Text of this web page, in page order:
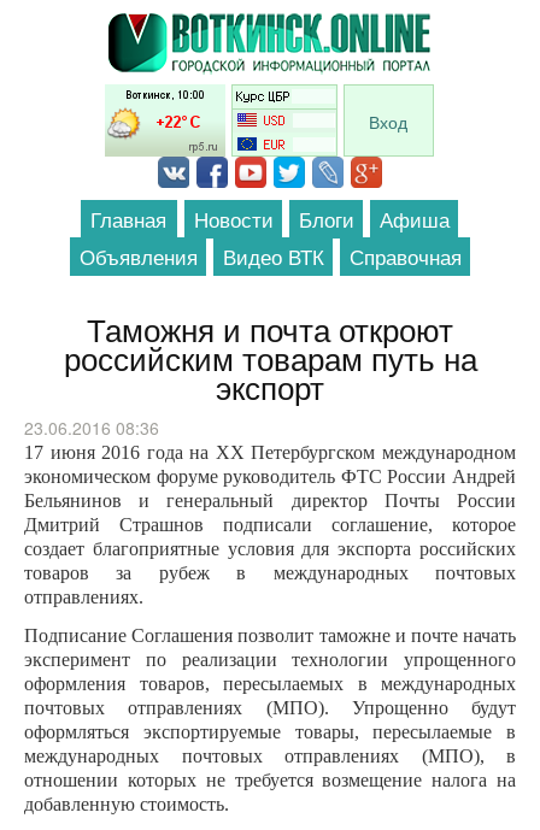
Перейти к основному содержанию
Вход
Главная Новости Блоги
Афиша
Объявления
Видео ВТК Справочная
Таможня и почта откроют
российским товарам путь на
экспорт
23.06.2016 08:36
17 июня 2016 года на XX Петербургском международном
экономическом форуме руководитель ФТС России Андрей
Бельянинов и генеральный директор Почты России
Дмитрий Страшнов подписали соглашение, которое
создает благоприятные условия для экспорта российских
товаров за рубеж в международных почтовых
отправлениях.
Подписание Соглашения позволит таможне и почте начать
эксперимент по реализации технологии упрощенного
оформления товаров, пересылаемых в международных
почтовых отправлениях (МПО). Упрощенно будут
оформляться экспортируемые товары, пересылаемые в
международных почтовых отправлениях (МПО), в
отношении которых не требуется возмещение налога на
добавленную стоимость.